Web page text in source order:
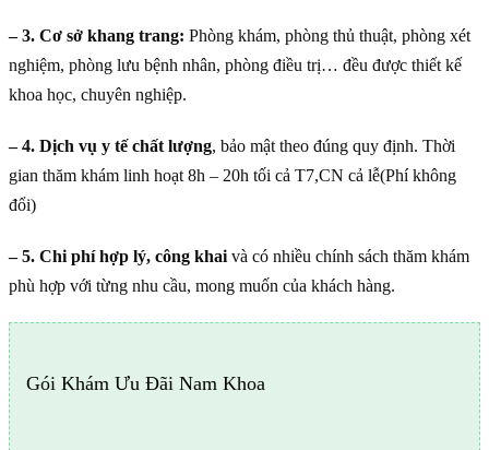
– 3. Cơ sở khang trang: Phòng khám, phòng thủ thuật, phòng xét
nghiệm, phòng lưu bệnh nhân, phòng điều trị… đều được thiết kế
khoa học, chuyên nghiệp.
– 4. Dịch vụ y tế chất lượng, bảo mật theo đúng quy định. Thời
gian thăm khám linh hoạt 8h – 20h tối cả T7,CN cả lễ(Phí không
đổi)
– 5. Chi phí hợp lý, công khai và có nhiều chính sách thăm khám
phù hợp với từng nhu cầu, mong muốn của khách hàng.
Gói Khám Ưu Đãi Nam Khoa